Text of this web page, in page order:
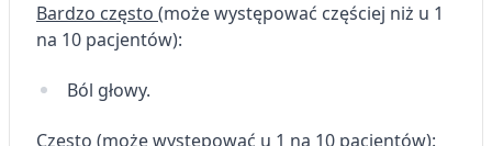
Bardzo często (może występować częściej niż u 1
na 10 pacjentów):
Ból głowy.
Często (może występować u 1 na 10 pacjentów):